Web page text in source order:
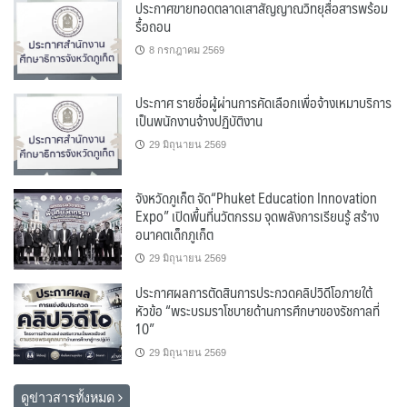
ประกาศขายทอดตลาดเสาสัญญาณวิทยุสื่อสารพร้อม
รื้อถอน
8 กรกฎาคม 2569
ประกาศ รายชื่อผู้ผ่านการคัดเลือกเพื่อจ้างเหมาบริการ
เป็นพนักงานจ้างปฏิบัติงาน
29 มิถุนายน 2569
จังหวัดภูเก็ต จัด“Phuket Education Innovation
Expo” เปิดพื้นที่นวัตกรรม จุดพลังการเรียนรู้ สร้าง
อนาคตเด็กภูเก็ต
29 มิถุนายน 2569
ประกาศผลการตัดสินการประกวดคลิปวิดีโอภายใต้
หัวข้อ “พระบรมราโชบายด้านการศึกษาของรัชกาลที่
10”
29 มิถุนายน 2569
ดูข่าวสารทั้งหมด